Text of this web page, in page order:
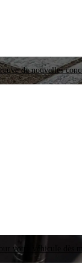
de nouvelles
votre véhicule dès